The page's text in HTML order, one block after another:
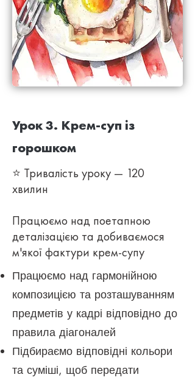
Урок 3. Крем-суп із
горошком
⭐ Тривалість уроку — 120
хвилин
Працюємо над поетапною
деталізацією та добиваємося
м'якої фактури крем-супу
Працюємо над гармонійною
композицією та розташуванням
предметів у кадрі відповідно до
правила діагоналей
Підбираємо відповідні кольори
та суміші, щоб передати